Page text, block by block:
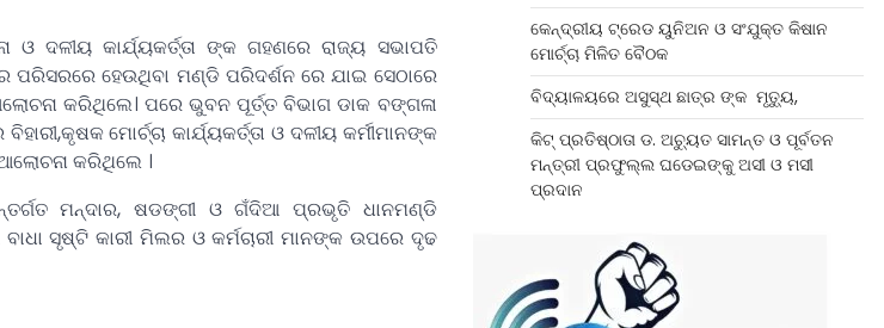
ଓ ଦଳୀୟ କାର୍ଯ୍ୟକର୍ତ୍ତା ଙ୍କ ଗହଣରେ ରାଜ୍ୟ ସଭାପତି
ପରିସରରେ ହେଉଥିବା ମଣ୍ଡି ପରିଦର୍ଶନ ରେ ଯାଇ ସେଠାରେ
କରିଥିଲେ। ପରେ ଭୁବନ ପୂର୍ତ୍ତ ବିଭାଗ ଡାକ ବଙ୍ଗଳା
ମୋର୍ଚ୍ଚା କାର୍ଯ୍ୟକର୍ତ୍ତା ଓ ଦଳୀୟ କର୍ମୀମାନଙ୍କ
କରିଥିଲେ ।
ମନ୍ଦାର, ଷଡଙ୍ଗୀ ଓ ଗଁଦିଆ ପ୍ରଭୃତି ଧାନମଣ୍ଡି
ସୃଷ୍ଟି କାରୀ ମିଲର ଓ କର୍ମଚାରୀ ମାନଙ୍କ ଉପରେ ଦୃଢ
କେନ୍ଦ୍ରୀୟ ଟ୍ରେଡ ୟୁନିଅନ ଓ ସଂଯୁକ୍ତ କିଷାନ
ମୋର୍ଚ୍ଚା ମିଳିତ ବୈଠକ
ବିଦ୍ୟାଳୟରେ ଅସୁସ୍ଥ ଛାତ୍ର ଙ୍କ ମୃତ୍ୟୁ,
କିଟ୍ ପ୍ରତିଷ୍ଠାତା ଡ. ଅଚୁ୍ୟତ ସାମନ୍ତ ଓ ପୂର୍ବତନ
ମନ୍ତ୍ରୀ ପ୍ରଫୁଲ୍ଲ ଘଡେଇଙ୍କୁ ଅସୀ ଓ ମସୀ
ପ୍ରଦାନ